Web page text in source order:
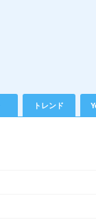
トレンド